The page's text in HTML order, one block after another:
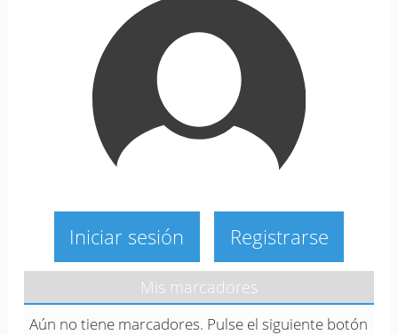
Iniciar sesión Registrarse
Mis marcadores
Aún no tiene marcadores. Pulse el siguiente botón